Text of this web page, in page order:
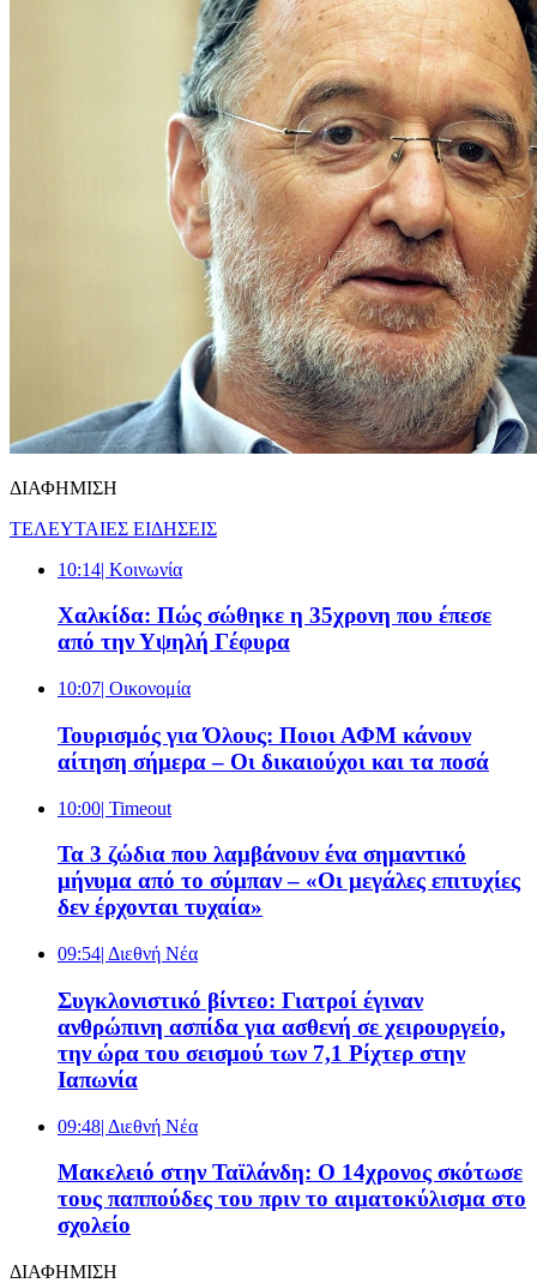
ΔΙΑΦΗΜΙΣΗ
ΤΕΛΕΥΤΑΙΕΣ ΕΙΔΗΣΕΙΣ
10:14| Κοινωνία
Χαλκίδα: Πώς σώθηκε η 35χρονη που έπεσε
από την Υψηλή Γέφυρα
10:07| Oικονομία
Τουρισμός για Όλους: Ποιοι ΑΦΜ κάνουν
αίτηση σήμερα – Οι δικαιούχοι και τα ποσά
10:00| Timeout
Τα 3 ζώδια που λαμβάνουν ένα σημαντικό
μήνυμα από το σύμπαν – «Οι μεγάλες επιτυχίες
δεν έρχονται τυχαία»
09:54| Διεθνή Νέα
Συγκλονιστικό βίντεο: Γιατροί έγιναν
ανθρώπινη ασπίδα για ασθενή σε χειρουργείο,
την ώρα του σεισμού των 7,1 Ρίχτερ στην
Ιαπωνία
09:48| Διεθνή Νέα
Μακελειό στην Ταϊλάνδη: Ο 14χρονος σκότωσε
τους παππούδες του πριν το αιματοκύλισμα στο
σχολείο
ΔΙΑΦΗΜΙΣΗ